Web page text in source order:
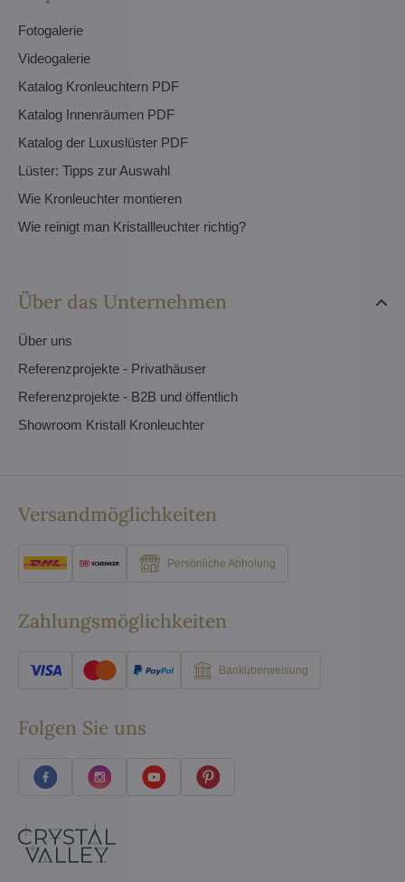
Fotogalerie
Videogalerie
Katalog Kronleuchtern PDF
Katalog Innenräumen PDF
Katalog der Luxuslüster PDF
Lüster: Tipps zur Auswahl
Wie Kronleuchter montieren
Wie reinigt man Kristallleuchter richtig?
Über das Unternehmen
Über uns
Referenzprojekte - Privathäuser
Referenzprojekte - B2B und öffentlich
Showroom Kristall Kronleuchter
Versandmöglichkeiten
Persönliche Abholung
Zahlungsmöglichkeiten
Banküberweisung
Folgen Sie uns